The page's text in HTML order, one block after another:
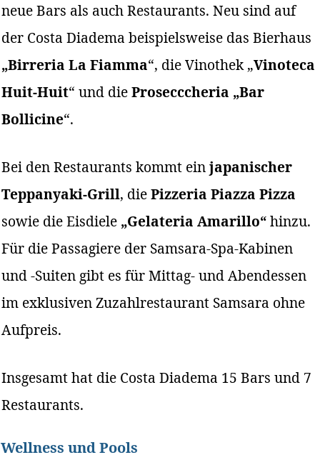
neue Bars als auch Restaurants. Neu sind auf
der Costa Diadema beispielsweise das Bierhaus
„Birreria La Fiamma“, die Vinothek „Vinoteca
Huit-Huit“ und dieProsecccheria „Bar
Bollicine“.
Bei den Restaurants kommt einjapanischer
Teppanyaki-Grill, diePizzeria Piazza Pizza
sowie die Eisdiele „Gelateria Amarillo“hinzu.
Für die Passagiere der Samsara-Spa-Kabinen
und -Suiten gibt es für Mittag- und Abendessen
im exklusiven Zuzahlrestaurant Samsara ohne
Aufpreis.
Insgesamt hat die Costa Diadema 15 Bars und 7
Restaurants.
Wellness und Pools